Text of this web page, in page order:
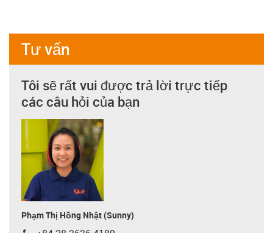
Tư vấn
Tôi sẽ rất vui được trả lời trực tiếp
các câu hỏi của bạn
Phạm Thị Hồng Nhật (Sunny)